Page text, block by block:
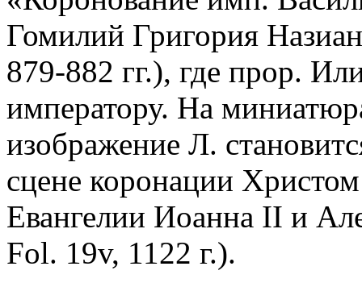
Гомилий Григория
879-882 гг.), где прор.
императору. На
изображение Л.
сцене коронации
Евангелии Иоанна II и
Fol. 19v, 1122 г.).